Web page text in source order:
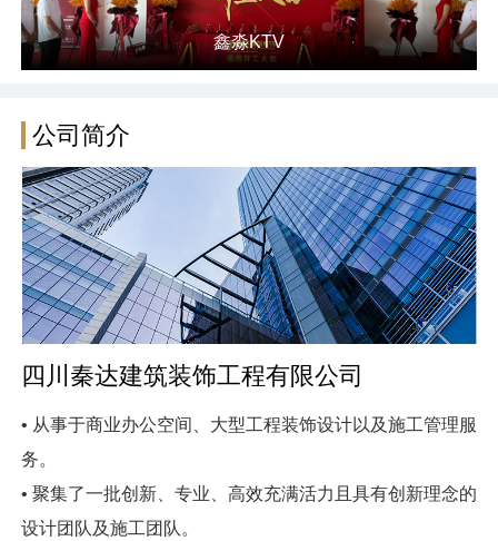
鑫淼KTV
公司简介
四川秦达建筑装饰工程有限公司
• 从事于商业办公空间、大型工程装饰设计以及施工管理服
务。
• 聚集了一批创新、专业、高效充满活力且具有创新理念的
设计团队及施工团队。